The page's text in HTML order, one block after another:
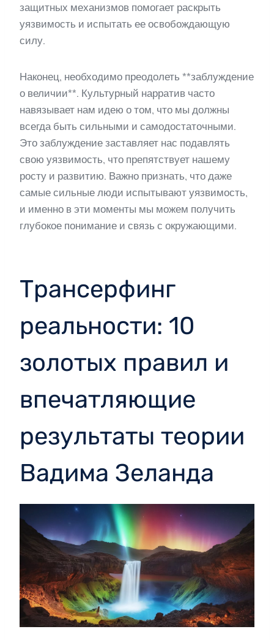
защитных механизмов помогает раскрыть
уязвимость и испытать ее освобождающую
силу.
Наконец, необходимо преодолеть **заблуждение
о величии**. Культурный нарратив часто
навязывает нам идею о том, что мы должны
всегда быть сильными и самодостаточными.
Это заблуждение заставляет нас подавлять
свою уязвимость, что препятствует нашему
росту и развитию. Важно признать, что даже
самые сильные люди испытывают уязвимость,
и именно в эти моменты мы можем получить
глубокое понимание и связь с окружающими.
Трансерфинг
реальности: 10
золотых правил и
впечатляющие
результаты теории
Вадима Зеланда